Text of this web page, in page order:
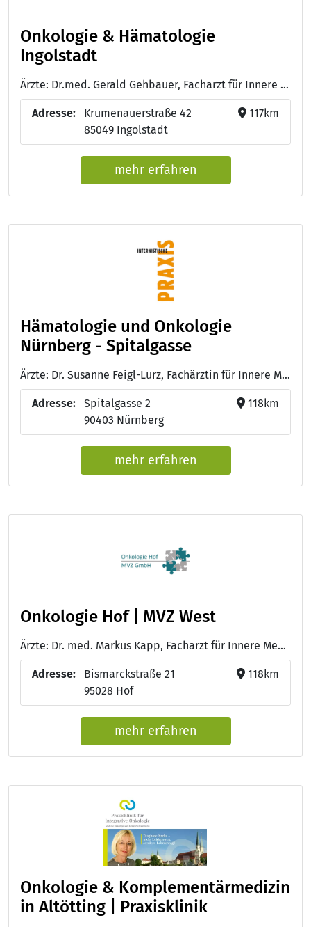
Onkologie & Hämatologie
Ingolstadt
Ärzte: Dr.med. Gerald Gehbauer, Facharzt für Innere Medizin, Schwerpunkt Hämatologie und Onkologie - Dr.med. Ole Maywald , Facharzt für Innere Medizin, Schwerpunkt Hämatologie und Onkologie - Gabriele Sendtner, Fachärztin für Innere Medizin, Schwerpunkt Hämatologie und Onkologie
Adresse:
Krumenauerstraße 42
85049 Ingolstadt
117km
mehr erfahren
Hämatologie und Onkologie
Nürnberg - Spitalgasse
Ärzte: Dr. Susanne Feigl-Lurz, Fachärztin für Innere Medizin Hämatologie und Internistische Onkologie Osteologie DVO, Palliativmedizin - Dr. med. Jan Wortmann, Facharzt für Innere Medizin Hämatologie und Internistische Onkologie Ernährungsmedizin, Röntgendiagnostik Notfallmedizin, Sozialmedizin - Dr. med Arabella Lechner, Fachärztin für Innere Medizin Hämatologie und Internistische Onkologie - Dr. med. Adele Stapf, Fachärztin für Innere Medizin Hämatologie und Internistische Onkologie
Adresse:
Spitalgasse 2
90403 Nürnberg
118km
mehr erfahren
Onkologie Hof | MVZ West
Ärzte: Dr. med. Markus Kapp, Facharzt für Innere Medizin, Hämatologie und Onkologie, Palliativmedizin - Dr. med. Verena Luber, Fachärztin für Innere Medizin, Hämatologie und Onkologie - Dr. med. Christian Kasper, Facharzt für Innere Medizin, medikamentöse Tumortherapie, Notfallmedizin
Adresse:
Bismarckstraße 21
95028 Hof
118km
mehr erfahren
Onkologie & Komplementärmedizin
in Altötting | Praxisklinik